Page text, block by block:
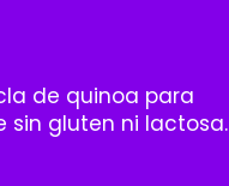
de quinoa para
sin gluten ni lactosa.